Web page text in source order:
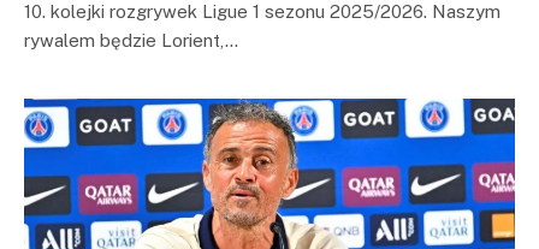
10. kolejki rozgrywek Ligue 1 sezonu 2025/2026. Naszym
rywalem będzie Lorient,…